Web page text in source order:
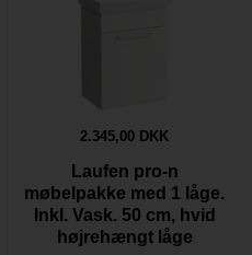
2.345,00 DKK
Laufen pro-n
møbelpakke med 1 låge.
Inkl. Vask. 50 cm, hvid
højrehængt låge